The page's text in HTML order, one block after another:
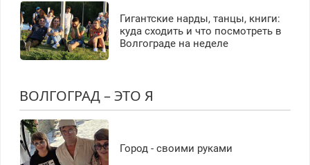
Гигантские нарды, танцы, книги:
куда сходить и что посмотреть в
Волгограде на неделе
ВОЛГОГРАД – ЭТО Я
Город - своими руками